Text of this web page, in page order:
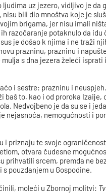
ljudima uz jezero, vidljivo je da
bili dio mnoštva koje je
brigama, jer nisu imali
razočaranje potaknulo da idu
je došao k njima i ne traži
prazninu, prazninu i
s dna jezera želeći isprati
i sestre: prazninu i
baš to, kao i od proroka Izaije,
Nedvojbeno je da su se i
nejasnoća, nemogućnosti i
i priznaju te svoje
otvara čudesne
prihvatili srcem, premda ne
pouzdanjem u Gospodine.
moleći u Zbornoj molitvi: